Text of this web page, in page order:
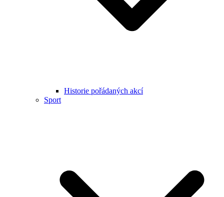
Historie pořádaných akcí
Sport